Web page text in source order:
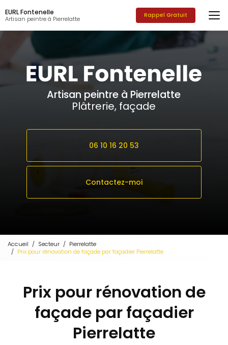
au
contenu
principal
EURL Fontenelle
Artisan peintre à Pierrelatte Rappel Gratuit
Artisan peintre à Pierrelatte
Plâtrerie, façade
06 10 16 20 53
Contactez-moi
Accueil Secteur
Pierrelatte
Prix pour rénovation de façade par façadier Pierrelatte
Prix pour rénovation de
façade par façadier
Pierrelatte